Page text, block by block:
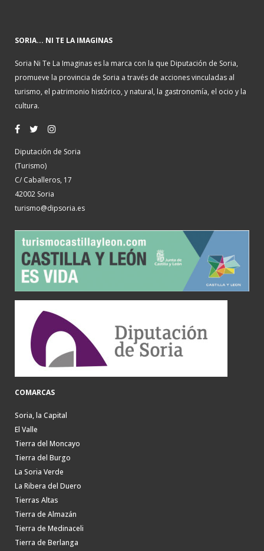
SORIA... NI TE LA IMAGINAS
Soria Ni Te La Imaginas es la marca con la que Diputación de Soria,
promueve la provincia de Soria a través de acciones vinculadas al
turismo, el patrimonio histórico, y natural, la gastronomía, el ocio y la
cultura.
Diputación de Soria
(Turismo)
C/ Caballeros, 17
42002 Soria
turismo@dipsoria.es
COMARCAS
Soria, la Capital
El Valle
Tierra del Moncayo
Tierra del Burgo
La Soria Verde
La Ribera del Duero
Tierras Altas
Tierra de Almazán
Tierra de Medinaceli
Tierra de Berlanga